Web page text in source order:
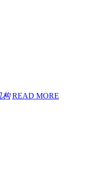
构 READ MORE